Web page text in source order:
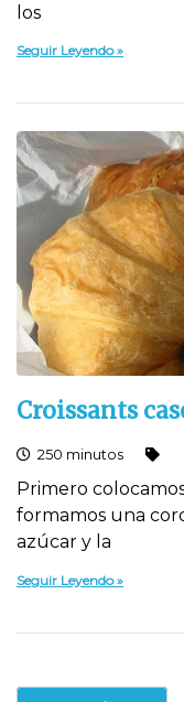
los
Seguir Leyendo
Croissants
250 minutos
Primero
formamos una
azúcar y la
Seguir Leyendo